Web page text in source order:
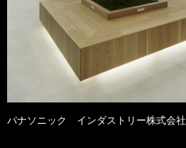
パナソニック インダストリー株式会社